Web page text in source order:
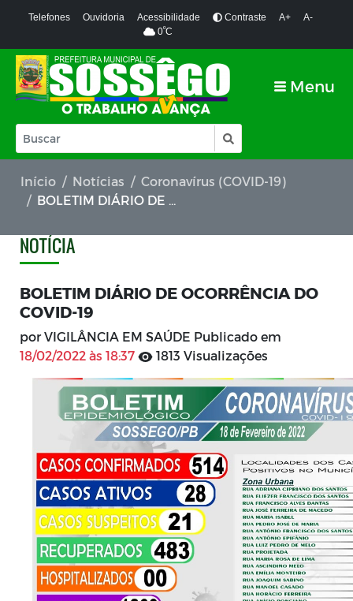
Telefones Ouvidoria Acessibilidade Contraste A+
A-
0ºC
Menu
Início Notícias
Coronavírus (COVID-19)
BOLETIM DIÁRIO DE OCORRÊNCIA DO COVID-19
NOTÍCIA
BOLETIM DIÁRIO DE OCORRÊNCIA DO
COVID-19
por VIGILÂNCIA EM SAÚDE Publicado em
18/02/2022 às 18:37
1813 Visualizações